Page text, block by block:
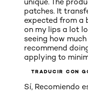
patches. It
expected from a
on my lips a lot
seeing how
recommend
applying to
TRADUCIR CON
Sí, Recomiendo